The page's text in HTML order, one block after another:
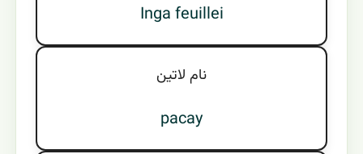
Inga feuillei
نام لاتين
pacay